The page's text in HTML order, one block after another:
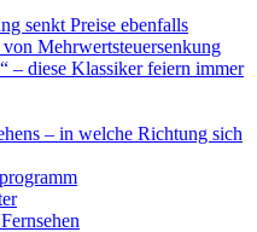
senkt Preise ebenfalls
Mehrwertsteuersenkung
– diese Klassiker feiern immer
– in welche Richtung sich